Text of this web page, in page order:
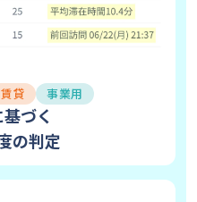
賃貸 事業用
づく
の判定